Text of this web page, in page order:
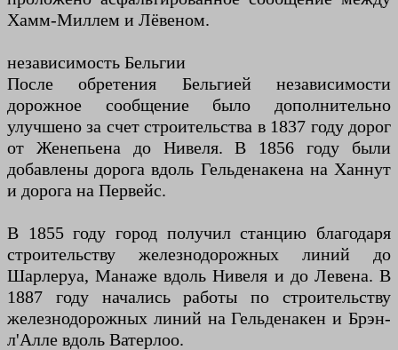
Хамм-Миллем и Лёвеном.
независимость Бельгии
После обретения Бельгией независимости
дорожное сообщение было дополнительно
улучшено за счет строительства в 1837 году дорог
от Женепьена до Нивеля. В 1856 году были
добавлены дорога вдоль Гельденакена на Ханнут
и дорога на Первейс.
В 1855 году город получил станцию ​​благодаря
строительству железнодорожных линий до
Шарлеруа, Манаже вдоль Нивеля и до Левена. В
1887 году начались работы по строительству
железнодорожных линий на Гельденакен и Брэн-
л'Алле вдоль Ватерлоо.